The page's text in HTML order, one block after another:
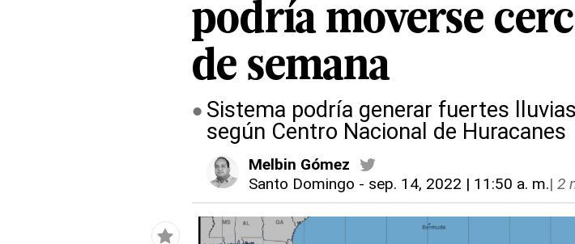
podría moverse
de semana
Sistema podría generar fuertes
según Centro Nacional de Huracanes
Melbin Gómez
Santo Domingo - sep. 14, 2022 | 11:50 a. m.| 2